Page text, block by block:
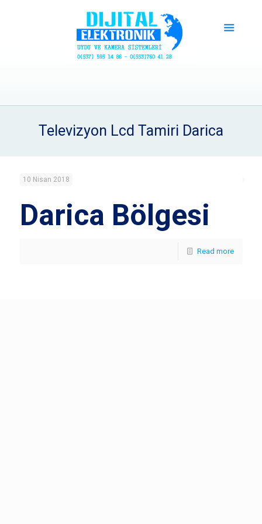
Televizyon Lcd Tamiri Darica
10 Nisan 2018
Darica Bölgesi
Read more